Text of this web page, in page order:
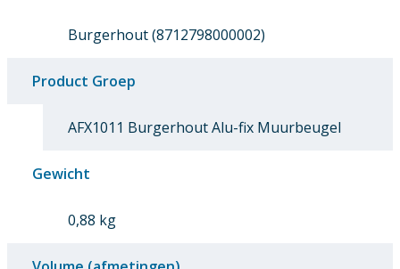
Burgerhout (8712798000002)
Product Groep
AFX1011 Burgerhout Alu-fix Muurbeugel
Gewicht
0,88 kg